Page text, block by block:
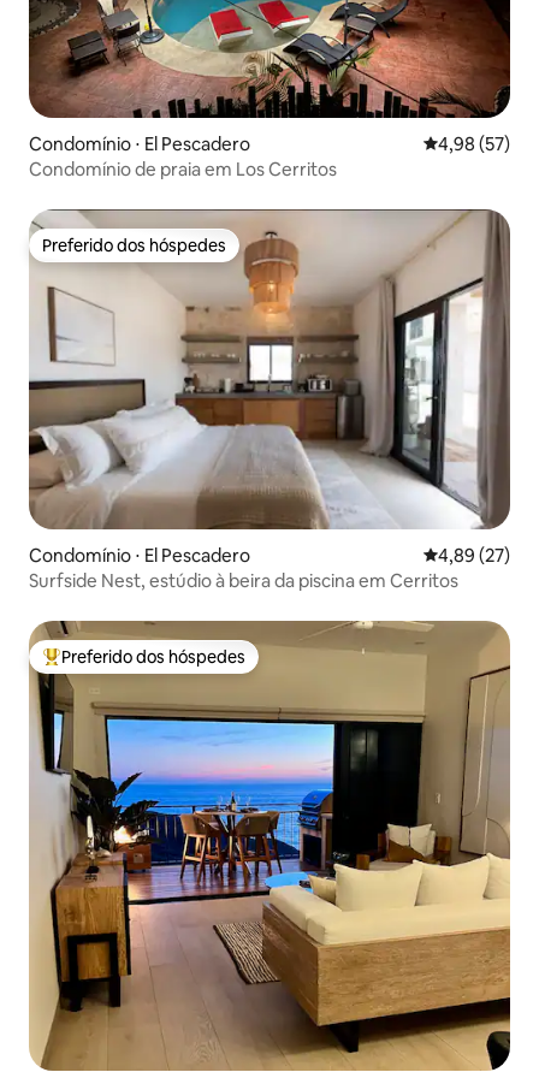
Condomínio ⋅ El Pescadero 4,98 de uma
4,98 (57)
Condomínio de praia em Los Cerritos
Preferido dos hóspedes
Preferido dos hóspedes
Condomínio ⋅ El Pescadero 4,89 de uma
4,89 (27)
Surfside Nest, estúdio à beira da piscina em Cerritos
Entre os melhores preferidos dos hóspedes
Preferido dos hóspedes